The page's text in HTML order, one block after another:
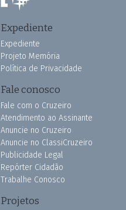
Expediente
Expediente
Projeto Memória
Política de Privacidade
Fale conosco
Fale com o Cruzeiro
Atendimento ao Assinante
Anuncie no Cruzeiro
Anuncie no ClassiCruzeiro
Publicidade Legal
Repórter Cidadão
Trabalhe Conosco
Projetos